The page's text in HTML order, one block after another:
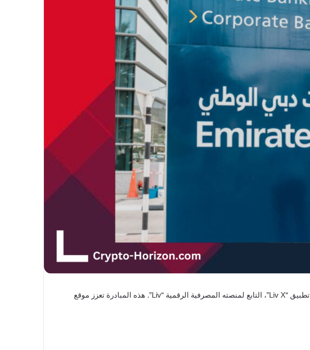
أعلن بنك الإمارات دبي الوطني، المملوك لحكومة دبي، عن إطلاق خدمة تداول العملات الرقمية عبر تطبيق “Liv X”، التابع لمنصته المصرفية الرقمية “Liv”. هذه المبادرة تعزز موقع